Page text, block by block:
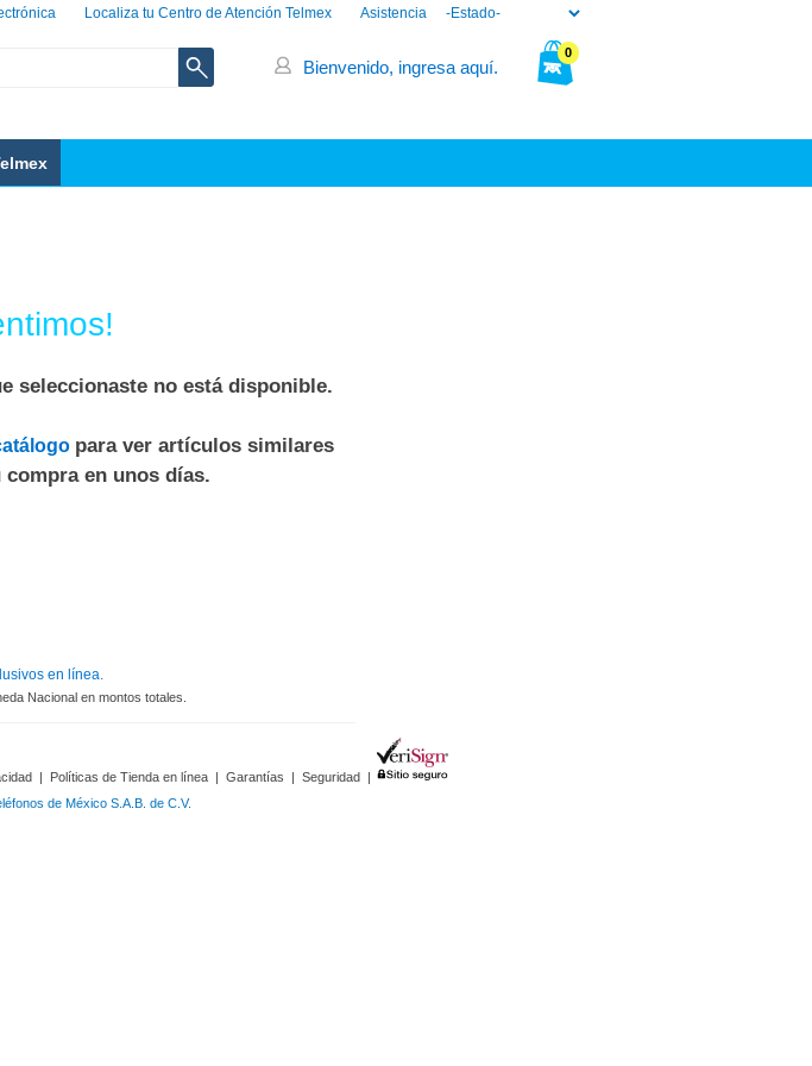
Asistencia
Localiza tu Centro de Atención Telmex
0
Bienvenido, ingresa aquí.
seleccionaste no está disponible.
para ver artículos similares
en unos días.
en línea.
Nacional en montos totales.
| Políticas de Tienda en línea | Garantías | Seguridad |
de México S.A.B. de C.V.